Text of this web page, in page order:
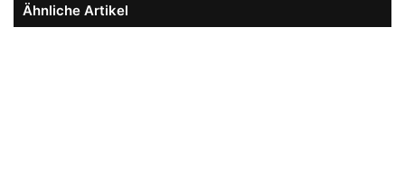
Ähnliche Artikel